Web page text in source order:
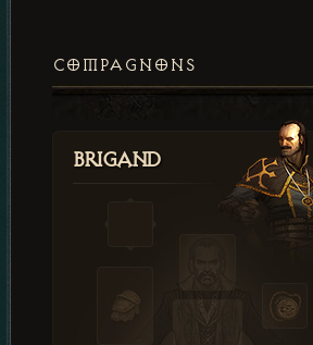
COMPAGNONS
Brigand